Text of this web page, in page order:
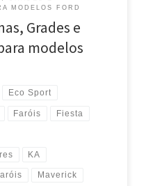
MODELOS FORD
Grades e
modelos
Eco Sport
Faróis Fiesta
KA
Maverick